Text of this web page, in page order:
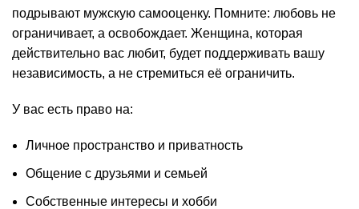
подрывают мужскую самооценку. Помните: любовь не
ограничивает, а освобождает. Женщина, которая
действительно вас любит, будет поддерживать вашу
независимость, а не стремиться её ограничить.
У вас есть право на:
Личное пространство и приватность
Общение с друзьями и семьей
Собственные интересы и хобби